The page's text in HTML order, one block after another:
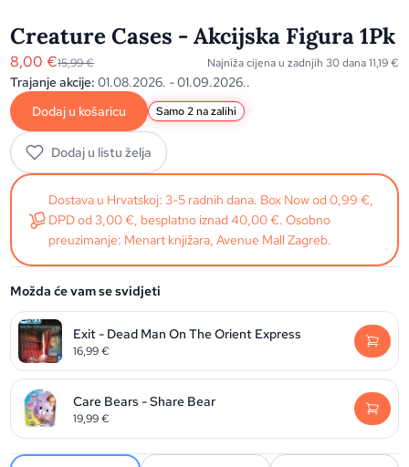
Creature Cases - Akcijska Figura 1Pk
8,00€15,99€ Najniža cijena u zadnjih 30 dana11,19€
Trajanje akcije: 01.08.2026. - 01.09.2026..
Dodaj u košaricu
Samo 2 na zalihi
Dodaj u listu želja
Dostava u Hrvatskoj: 3-5 radnih dana. Box Now od 0,99 €,
DPD od 3,00 €, besplatno iznad 40,00 €. Osobno
preuzimanje: Menart knjižara, Avenue Mall Zagreb.
Možda će vam se svidjeti
Exit - Dead Man On The Orient Express
16,99€
Care Bears - Share Bear
19,99€